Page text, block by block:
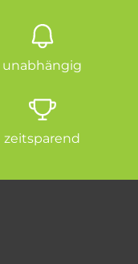
unabhängig
zeitsparend